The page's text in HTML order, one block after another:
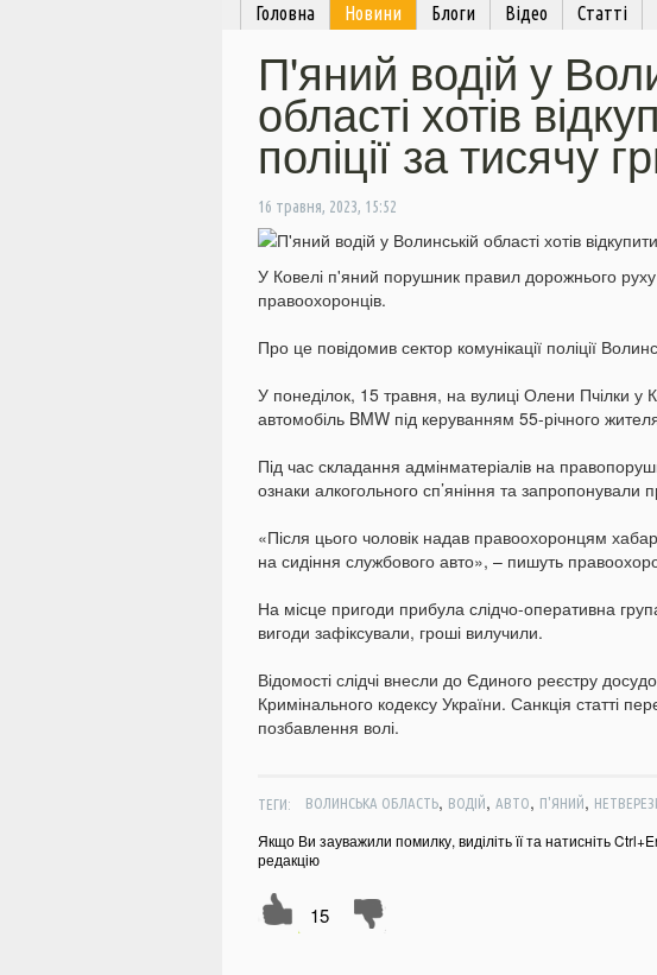
Головна Новини Блоги Відео Статті
П'яний водій у
області хотів
поліції за тисячу
16 травня, 2023, 15:52
У Ковелі п'яний порушник правил дорожнього руху
правоохоронців.
Про це повідомив сектор комунікації поліції
У понеділок, 15 травня, на вулиці Олени Пчілки у
автомобіль BMW під керуванням 55-річного
Під час складання адмінматеріалів на
ознаки алкогольного сп’яніння та запропонували
«Після цього чоловік надав правоохоронцям
на сидіння службового авто», – пишуть
На місце пригоди прибула слідчо-оперативна
вигоди зафіксували, гроші вилучили.
Відомості слідчі внесли до Єдиного реєстру
Кримінального кодексу України. Санкція статті
позбавлення волі.
ТЕГИ: ВОЛИНСЬКА ОБЛАСТЬ, ВОДІЙ, АВТО, П'ЯНИЙ,
Якщо Ви зауважили помилку, виділіть її та натисніть
редакцію
15